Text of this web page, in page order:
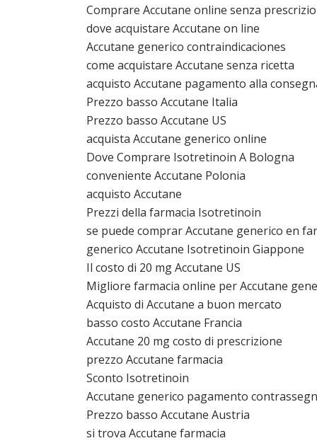
Comprare Accutane online senza
dove acquistare Accutane on line
Accutane generico contraindicaciones
come acquistare Accutane senza ricetta
acquisto Accutane pagamento alla
Prezzo basso Accutane Italia
Prezzo basso Accutane US
acquista Accutane generico online
Dove Comprare Isotretinoin A Bologna
conveniente Accutane Polonia
acquisto Accutane
Prezzi della farmacia Isotretinoin
se puede comprar Accutane generico en
generico Accutane Isotretinoin Giappone
Il costo di 20 mg Accutane US
Migliore farmacia online per Accutane
Acquisto di Accutane a buon mercato
basso costo Accutane Francia
Accutane 20 mg costo di prescrizione
prezzo Accutane farmacia
Sconto Isotretinoin
Accutane generico pagamento
Prezzo basso Accutane Austria
si trova Accutane farmacia